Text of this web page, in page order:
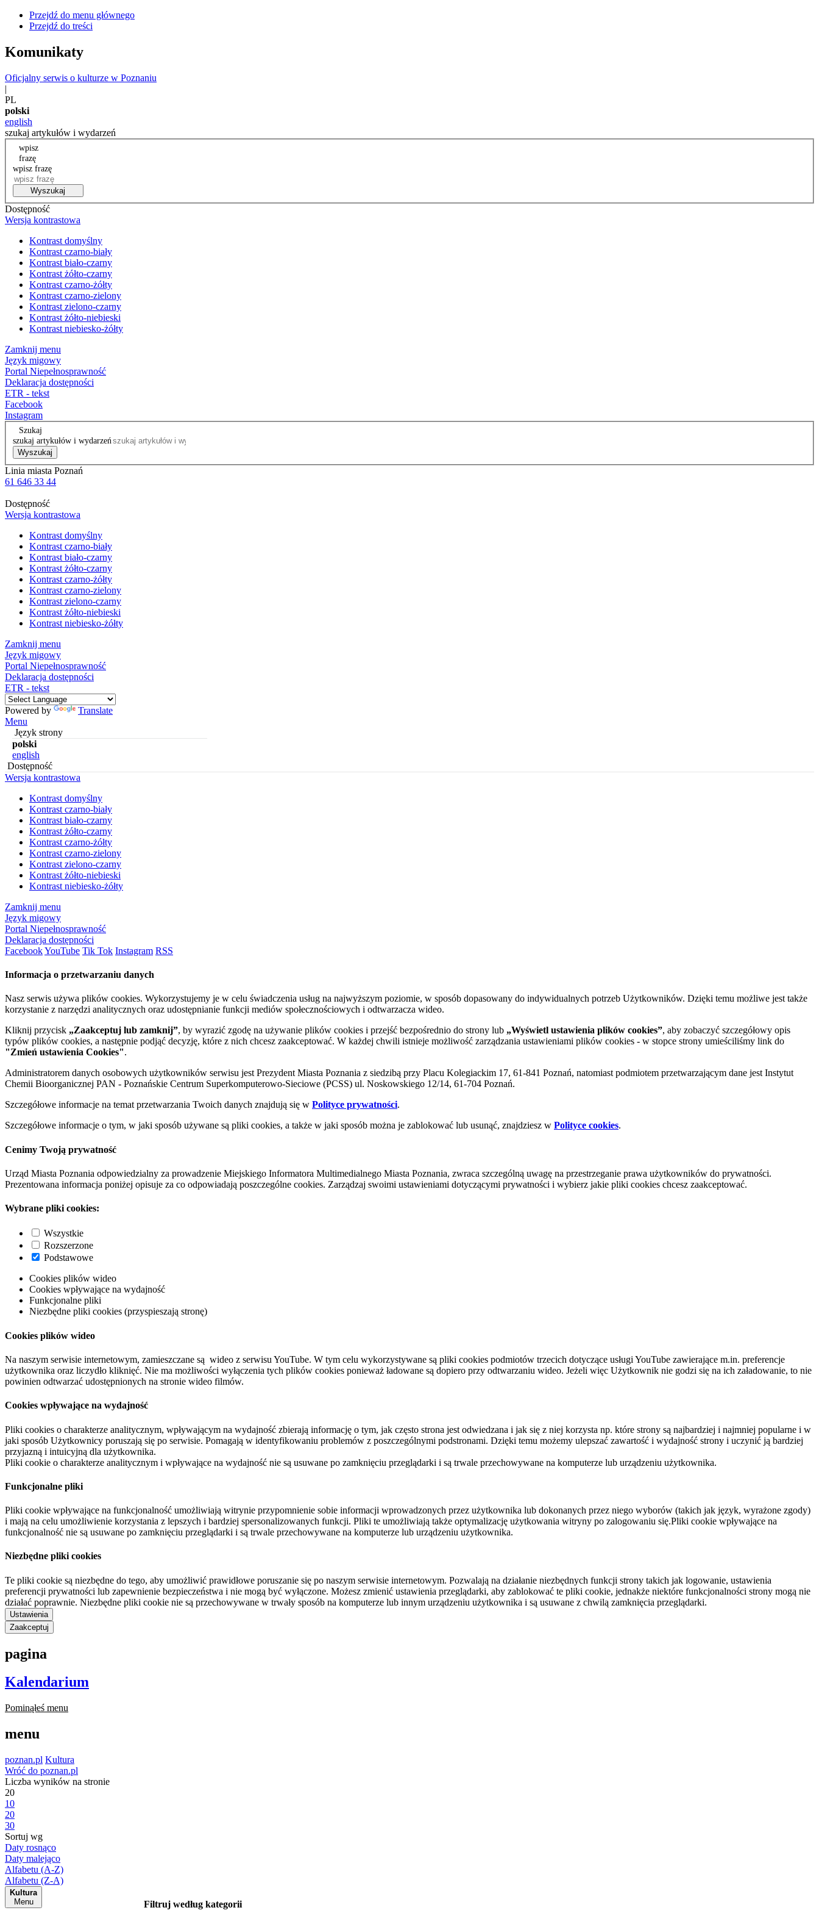
Przejdź do menu głównego
Przejdź do treści
Komunikaty
Oficjalny serwis o kulturze w Poznaniu
|
PL
polski
english
szukaj artykułów i wydarzeń
wpisz
frazę
wpisz frazę
Wyszukaj
Dostępność
Wersja kontrastowa
Kontrast domyślny
Kontrast czarno-biały
Kontrast biało-czarny
Kontrast żółto-czarny
Kontrast czarno-żółty
Kontrast czarno-zielony
Kontrast zielono-czarny
Kontrast żółto-niebieski
Kontrast niebiesko-żółty
Zamknij menu
Język migowy
Portal Niepełnosprawność
Deklaracja dostępności
ETR - tekst
Facebook
Instagram
Szukaj
szukaj artykułów i wydarzeń
Wyszukaj
Linia miasta Poznań
61 646 33 44
Dostępność
Wersja kontrastowa
Kontrast domyślny
Kontrast czarno-biały
Kontrast biało-czarny
Kontrast żółto-czarny
Kontrast czarno-żółty
Kontrast czarno-zielony
Kontrast zielono-czarny
Kontrast żółto-niebieski
Kontrast niebiesko-żółty
Zamknij menu
Język migowy
Portal Niepełnosprawność
Deklaracja dostępności
ETR - tekst
Powered by
Translate
Menu
Język strony
polski
english
Dostępność
Wersja kontrastowa
Kontrast domyślny
Kontrast czarno-biały
Kontrast biało-czarny
Kontrast żółto-czarny
Kontrast czarno-żółty
Kontrast czarno-zielony
Kontrast zielono-czarny
Kontrast żółto-niebieski
Kontrast niebiesko-żółty
Zamknij menu
Język migowy
Portal Niepełnosprawność
Deklaracja dostępności
FacebookYouTube Tik Tok Instagram RSS
Informacja o przetwarzaniu danych
Nasz serwis używa plików cookies. Wykorzystujemy je w celu świadczenia usług na najwyższym poziomie, w sposób dopasowany do indywidualnych potrzeb Użytkowników. Dzięki temu możliwe jest także
korzystanie z narzędzi analitycznych oraz udostępnianie funkcji mediów społecznościowych i odtwarzacza wideo.
Kliknij przycisk „Zaakceptuj lub zamknij”, by wyrazić zgodę na używanie plików cookies i przejść bezpośrednio do strony lub „Wyświetl ustawienia plików cookies”, aby zobaczyć szczegółowy opis
typów plików cookies, a następnie podjąć decyzję, które z nich chcesz zaakceptować. W każdej chwili istnieje możliwość zarządzania ustawieniami plików cookies - w stopce strony umieściliśmy link do
"Zmień ustawienia Cookies".
Administratorem danych osobowych użytkowników serwisu jest Prezydent Miasta Poznania z siedzibą przy Placu Kolegiackim 17, 61-841 Poznań, natomiast podmiotem przetwarzającym dane jest Instytut
Chemii Bioorganicznej PAN - Poznańskie Centrum Superkomputerowo-Sieciowe (PCSS) ul. Noskowskiego 12/14, 61-704 Poznań.
Szczegółowe informacje na temat przetwarzania Twoich danych znajdują się w Polityce prywatności.
Szczegółowe informacje o tym, w jaki sposób używane są pliki cookies, a także w jaki sposób można je zablokować lub usunąć, znajdziesz w Polityce cookies.
Cenimy Twoją prywatność
Urząd Miasta Poznania odpowiedzialny za prowadzenie Miejskiego Informatora Multimedialnego Miasta Poznania, zwraca szczególną uwagę na przestrzeganie prawa użytkowników do prywatności.
Prezentowana informacja poniżej opisuje za co odpowiadają poszczególne cookies. Zarządzaj swoimi ustawieniami dotyczącymi prywatności i wybierz jakie pliki cookies chcesz zaakceptować.
Wybrane pliki cookies:
Wszystkie
Rozszerzone
Podstawowe
Cookies plików wideo
Cookies wpływające na wydajność
Funkcjonalne pliki
Niezbędne pliki cookies (przyspieszają stronę)
Cookies plików wideo
Na naszym serwisie internetowym, zamieszczane są wideo z serwisu YouTube. W tym celu wykorzystywane są pliki cookies podmiotów trzecich dotyczące usługi YouTube zawierające m.in. preferencje
użytkownika oraz liczydło kliknięć. Nie ma możliwości wyłączenia tych plików cookies ponieważ ładowane są dopiero przy odtwarzaniu wideo. Jeżeli więc Użytkownik nie godzi się na ich załadowanie, to nie
powinien odtwarzać udostępnionych na stronie wideo filmów.
Cookies wpływające na wydajność
Pliki cookies o charakterze analitycznym, wpływającym na wydajność zbierają informację o tym, jak często strona jest odwiedzana i jak się z niej korzysta np. które strony są najbardziej i najmniej popularne i w
jaki sposób Użytkownicy poruszają się po serwisie. Pomagają w identyfikowaniu problemów z poszczególnymi podstronami. Dzięki temu możemy ulepszać zawartość i wydajność strony i uczynić ją bardziej
przyjazną i intuicyjną dla użytkownika.
Pliki cookie o charakterze analitycznym i wpływające na wydajność nie są usuwane po zamknięciu przeglądarki i są trwale przechowywane na komputerze lub urządzeniu użytkownika.
Funkcjonalne pliki
Pliki cookie wpływające na funkcjonalność umożliwiają witrynie przypomnienie sobie informacji wprowadzonych przez użytkownika lub dokonanych przez niego wyborów (takich jak język, wyrażone zgody)
i mają na celu umożliwienie korzystania z lepszych i bardziej spersonalizowanych funkcji. Pliki te umożliwiają także optymalizację użytkowania witryny po zalogowaniu się.Pliki cookie wpływające na
funkcjonalność nie są usuwane po zamknięciu przeglądarki i są trwale przechowywane na komputerze lub urządzeniu użytkownika.
Niezbędne pliki cookies
Te pliki cookie są niezbędne do tego, aby umożliwić prawidłowe poruszanie się po naszym serwisie internetowym. Pozwalają na działanie niezbędnych funkcji strony takich jak logowanie, ustawienia
preferencji prywatności lub zapewnienie bezpieczeństwa i nie mogą być wyłączone. Możesz zmienić ustawienia przeglądarki, aby zablokować te pliki cookie, jednakże niektóre funkcjonalności strony mogą nie
działać poprawnie. Niezbędne pliki cookie nie są przechowywane w trwały sposób na komputerze lub innym urządzeniu użytkownika i są usuwane z chwilą zamknięcia przeglądarki.
Ustawienia
Zaakceptuj
pagina
Kalendarium
Pominąłeś menu
menu
poznan.pl Kultura
Wróć do poznan.pl
Liczba wyników na stronie
20
10
20
30
Sortuj wg
Daty rosnąco
Daty malejąco
Alfabetu (A-Z)
Alfabetu (Z-A)
Kultura
Menu
Filtruj według kategorii